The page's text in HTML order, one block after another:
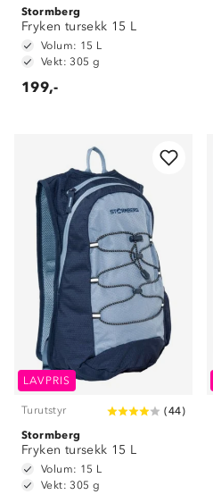
Stormberg
Fryken tursekk 15 L
Volum: 15 L
Vekt: 305 g
199,-
LAVPRIS
Turutstyr (44)
Stormberg
Fryken tursekk 15 L
Volum: 15 L
Vekt: 305 g